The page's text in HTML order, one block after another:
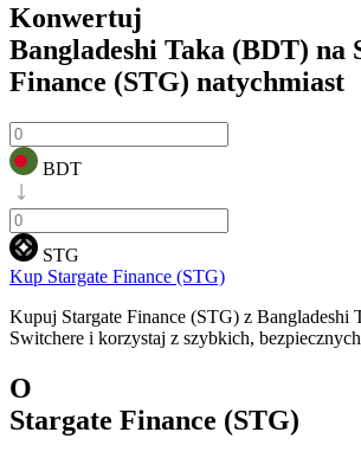
Konwertuj
Bangladeshi Taka (BDT) na
Finance (STG) natychmiast
BDT
STG
Kup Stargate Finance (STG)
Kupuj Stargate Finance (STG) z Bangladeshi
Switchere i korzystaj z szybkich,
O
Stargate Finance (STG)